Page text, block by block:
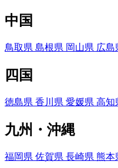
中国
鳥取県 島根県 岡山県 広島
四国
徳島県 香川県 愛媛県 高知
九州・沖縄
福岡県 佐賀県 長崎県 熊本